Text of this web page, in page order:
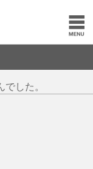
した。